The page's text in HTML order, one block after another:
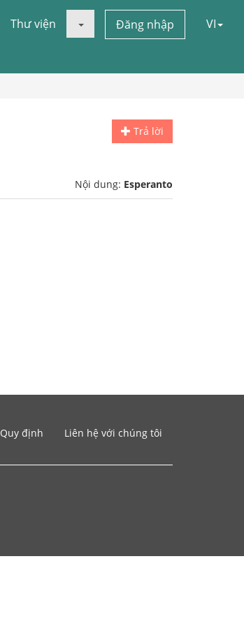
Thư viện Đăng nhập VI
Trả lời
Nội dung: Esperanto
Quy định Liên hệ với chúng tôi